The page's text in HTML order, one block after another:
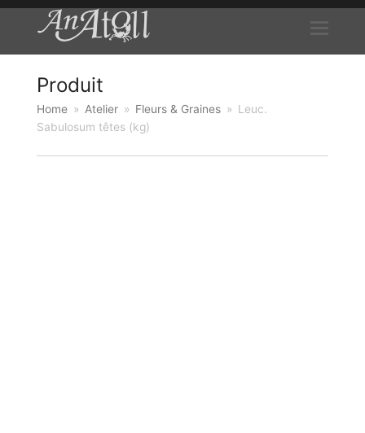
Produit
Home » Atelier » Fleurs & Graines » Leuc.
Sabulosum têtes (kg)